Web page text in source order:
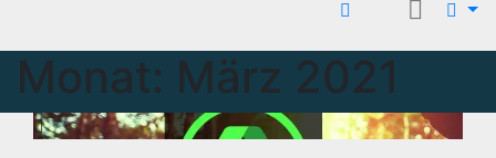
Monat: März 2021